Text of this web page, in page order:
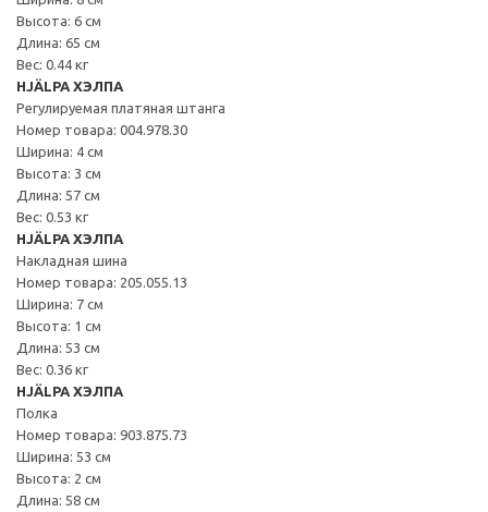
Высота: 6 см
Длина: 65 см
Вес: 0.44 кг
HJÄLPA ХЭЛПА
Регулируемая платяная штанга
Номер товара: 004.978.30
Ширина: 4 см
Высота: 3 см
Длина: 57 см
Вес: 0.53 кг
HJÄLPA ХЭЛПА
Накладная шина
Номер товара: 205.055.13
Ширина: 7 см
Высота: 1 см
Длина: 53 см
Вес: 0.36 кг
HJÄLPA ХЭЛПА
Полка
Номер товара: 903.875.73
Ширина: 53 см
Высота: 2 см
Длина: 58 см